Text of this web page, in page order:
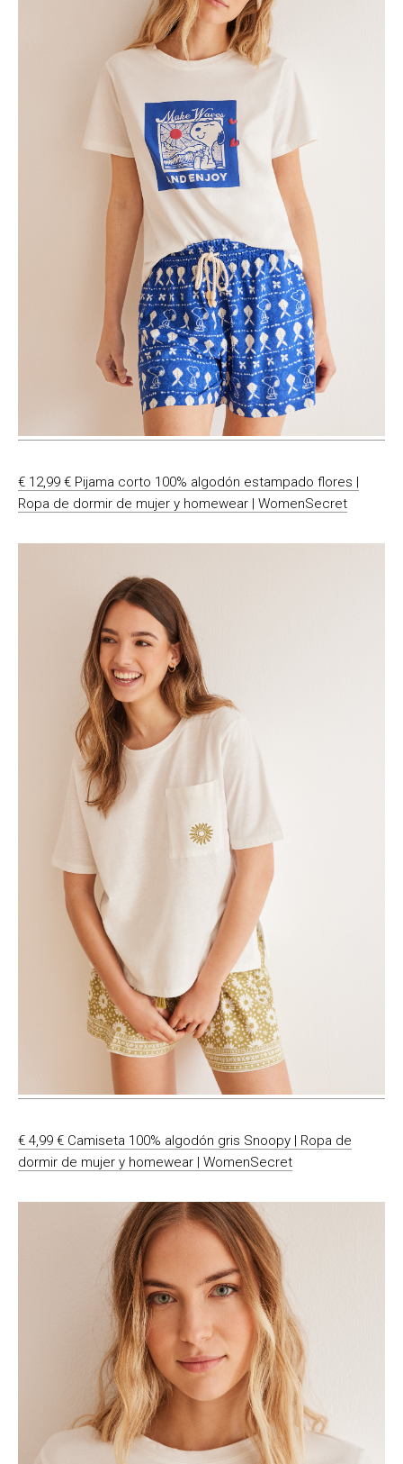
€ 12,99 € Pijama corto 100% algodón estampado flores |
Ropa de dormir de mujer y homewear | WomenSecret
€ 4,99 € Camiseta 100% algodón gris Snoopy | Ropa de
dormir de mujer y homewear | WomenSecret